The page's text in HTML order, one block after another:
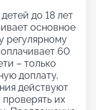
до 18 лет
основное
регулярному
60
– только
доплату,
действуют
их